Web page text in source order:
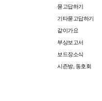
묻고답하기
기타묻고답하기
같이가요
부상보고서
보드장소식
시즌방, 동호회